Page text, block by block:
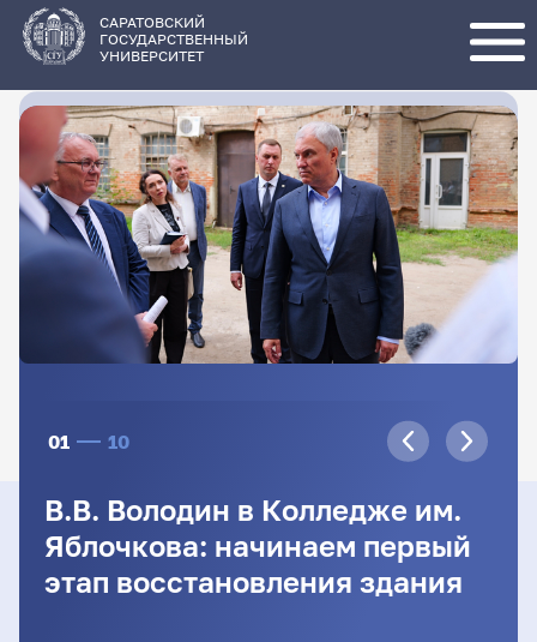
основному
содержанию
САРАТОВСКИЙ
ГОСУДАРСТВЕННЫЙ
УНИВЕРСИТЕТ
01 10
В.В. Володин в Колледже им.
Яблочкова: начинаем первый
этап восстановления здания